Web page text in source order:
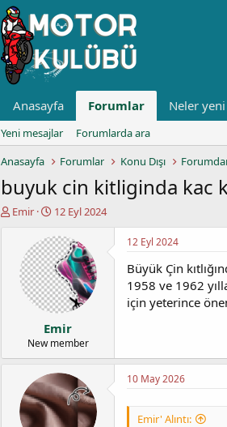
Anasayfa Forumlar Neler yeni
Yeni mesajlar
Forumlarda ara
Anasayfa
Forumlar Konu Dışı
buyuk cin kitliginda kac
K
a
Emir
B
ş
l
a
n
g
ı
ç
t
a
r
i
h
i
12 Eyl 2024
Emir
New member
12 Eyl 2024
Büyük Çin
1958 ve 1962
için yeterince
10 May 2026
Emir' Alıntı: